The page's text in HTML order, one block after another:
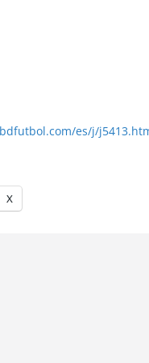
es/j/
X